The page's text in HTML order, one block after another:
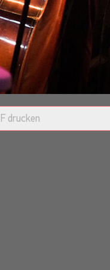
immer neu zum Leben
oder Good Rocking,
live
& Packard,
drucken